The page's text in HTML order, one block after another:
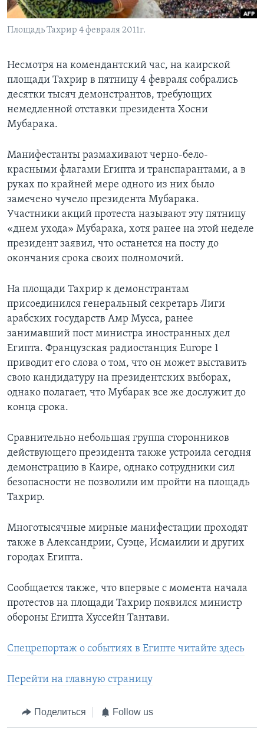
Learning English
Языки
Площадь Тахрир 4 февраля 2011г.
Несмотря на комендантский час, на каирской
площади Тахрир в пятницу 4 февраля собрались
десятки тысяч демонстрантов, требующих
немедленной отставки президента Хосни
Мубарака.
Манифестанты размахивают черно-бело-
красными флагами Египта и транспарантами, а в
руках по крайней мере одного из них было
замечено чучело президента Мубарака.
Участники акций протеста называют эту пятницу
«днем ухода» Мубарака, хотя ранее на этой неделе
президент заявил, что останется на посту до
окончания срока своих полномочий.
На площади Тахрир к демонстрантам
присоединился генеральный секретарь Лиги
арабских государств Амр Мусса, ранее
занимавший пост министра иностранных дел
Египта. Французская радиостанция Europe 1
приводит его слова о том, что он может выставить
свою кандидатуру на президентских выборах,
однако полагает, что Мубарак все же дослужит до
конца срока.
Сравнительно небольшая группа сторонников
действующего президента также устроила сегодня
демонстрацию в Каире, однако сотрудники сил
безопасности не позволили им пройти на площадь
Тахрир.
Многотысячные мирные манифестации проходят
также в Александрии, Суэце, Исмаилии и других
городах Египта.
Сообщается также, что впервые с момента начала
протестов на площади Тахрир появился министр
обороны Египта Хуссейн Тантави.
Спецрепортаж о событиях в Египте читайте здесь
Перейти на главную страницу
Поделиться Follow us